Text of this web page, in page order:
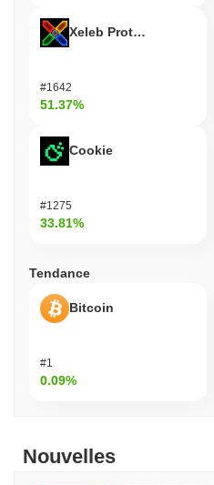
Xeleb Protocol
#1642
51.37%
Cookie
#1275
33.81%
Tendance
Bitcoin
#1
0.09%
Nouvelles